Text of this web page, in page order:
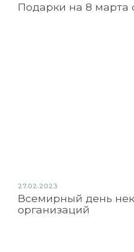
Подарки на 8 марта
27.02.2023
Всемирный день
организаций